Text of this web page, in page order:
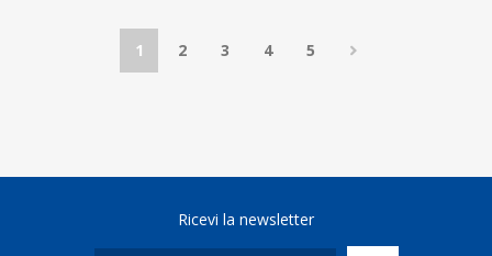
1 2 3 4 5
Ricevi la newsletter